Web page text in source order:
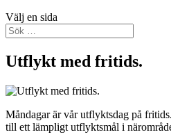
Välj en sida
Utflykt med fritids.
Måndagar är vår utflyktsdag på
till ett lämpligt utflyktsmål i